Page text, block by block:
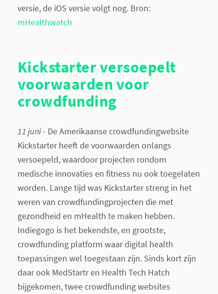
versie, de iOS versie volgt nog. Bron:
mHealthwatch
Kickstarter versoepelt
voorwaarden voor
crowdfunding
11 juni- De Amerikaanse crowdfundingwebsite
Kickstarter heeft de voorwaarden onlangs
versoepeld, waardoor projecten rondom
medische innovaties en fitness nu ook toegelaten
worden. Lange tijd was Kickstarter streng in het
weren van crowdfundingprojecten die met
gezondheid en mHealth te maken hebben.
Indiegogo is het bekendste, en grootste,
crowdfunding platform waar digital health
toepassingen wel toegestaan zijn. Sinds kort zijn
daar ook MedStartr en Health Tech Hatch
bijgekomen, twee crowdfunding websites